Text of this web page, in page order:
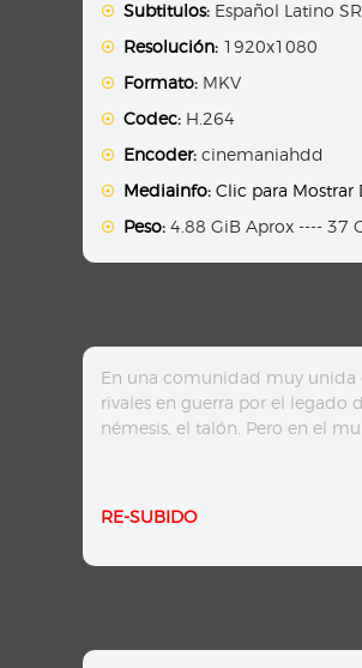
Subtitulos: Español Latino
Resolución: 1920x1080
Formato: MKV
Codec: H.264
Encoder: cinemaniahdd
Mediainfo: Clic para Mostrar
Peso: 4.88 GiB Aprox ---- 37
En una comunidad muy unida
rivales en guerra por el legado
némesis, el talón. Pero en el
RE-SUBIDO